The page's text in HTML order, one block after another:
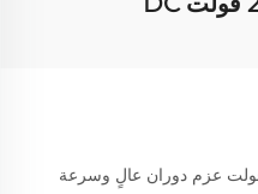
يعمل بالتيار المستمر 24 فولت عزم دوران عالٍ وسرعة